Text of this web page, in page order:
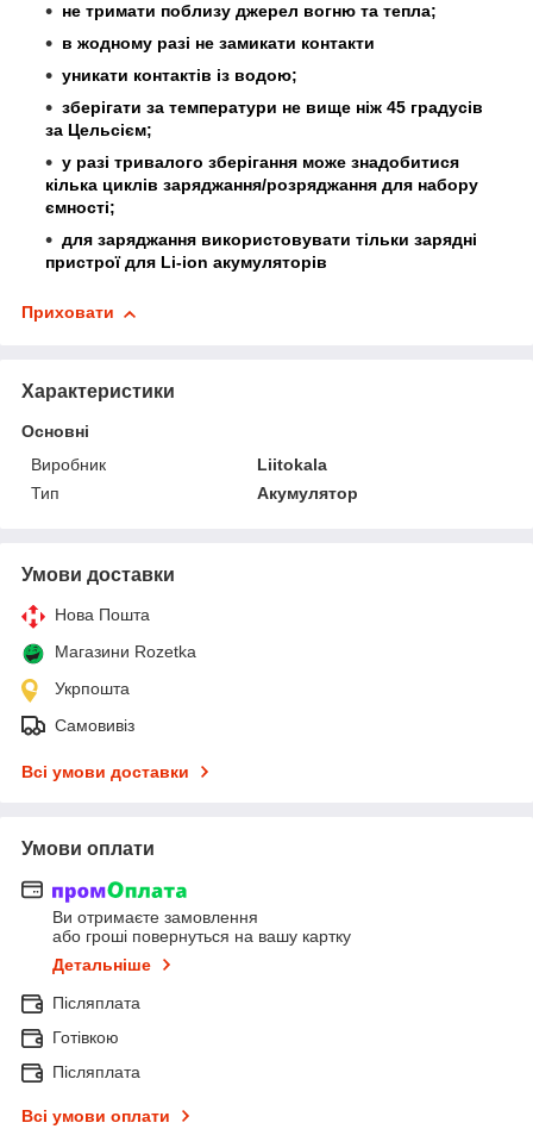
не тримати поблизу джерел вогню та тепла;
в жодному разі не замикати контакти
уникати контактів із водою;
зберігати за температури не вище ніж 45 градусів
за Цельсієм;
у разі тривалого зберігання може знадобитися
кілька циклів заряджання/розряджання для набору
ємності;
для заряджання використовувати тільки зарядні
пристрої для Li-ion акумуляторів
Приховати
Характеристики
Основні
Виробник
Liitokala
Тип
Акумулятор
Умови доставки
Нова Пошта
Магазини Rozetka
Укрпошта
Самовивіз
Всі умови доставки
Умови оплати
Ви отримаєте замовлення
або гроші повернуться на вашу картку
Детальніше
Післяплата
Готівкою
Післяплата
Всі умови оплати